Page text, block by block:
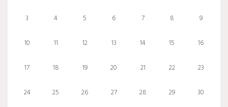
3 4 5 6 7 8 9
10 11 12 13 14 15 16
17 18 19 20 21 22 23
24 25 26 27 28 29 30